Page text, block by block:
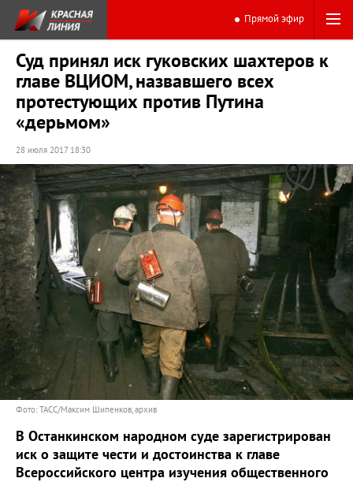
Прямой эфир
Суд принял иск гуковских шахтеров к
главе ВЦИОМ, назвавшего всех
протестующих против Путина
«дерьмом»
28 июля 2017 18:30
Фото: ТАСС/Максим Шипенков, архив
В Останкинском народном суде зарегистрирован
иск о защите чести и достоинства к главе
Всероссийского центра изучения общественного